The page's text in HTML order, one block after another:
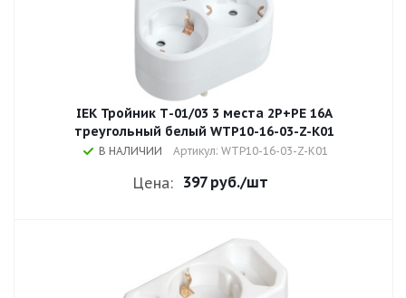
IEK Тройник Т-01/03 3 места 2P+PE 16А
треугольный белый WTP10-16-03-Z-K01
В НАЛИЧИИ Артикул: WTP10-16-03-Z-K01
Цена: 397 руб./шт